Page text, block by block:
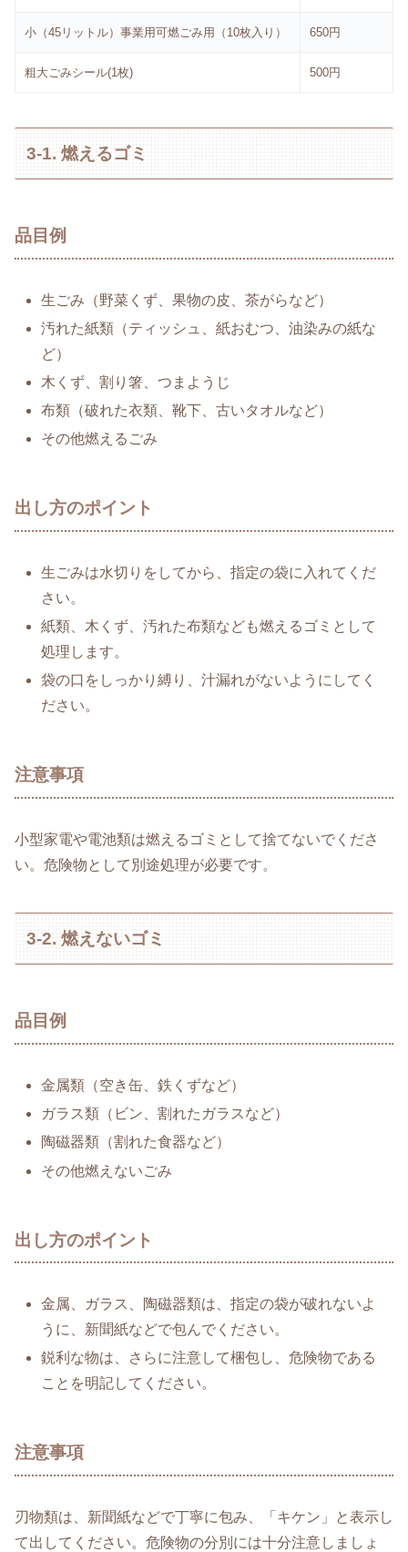
小（45リットル）事業用可燃ごみ用（10枚入り） 650円
粗大ごみシール(1枚) 500円
3-1. 燃えるゴミ
品目例
生ごみ（野菜くず、果物の皮、茶がらなど）
汚れた紙類（ティッシュ、紙おむつ、油染みの紙な
ど）
木くず、割り箸、つまようじ
布類（破れた衣類、靴下、古いタオルなど）
その他燃えるごみ
出し方のポイント
生ごみは水切りをしてから、指定の袋に入れてくだ
さい。
紙類、木くず、汚れた布類なども燃えるゴミとして
処理します。
袋の口をしっかり縛り、汁漏れがないようにしてく
ださい。
注意事項
小型家電や電池類は燃えるゴミとして捨てないでくださ
い。危険物として別途処理が必要です。
3-2. 燃えないゴミ
品目例
金属類（空き缶、鉄くずなど）
ガラス類（ビン、割れたガラスなど）
陶磁器類（割れた食器など）
その他燃えないごみ
出し方のポイント
金属、ガラス、陶磁器類は、指定の袋が破れないよ
うに、新聞紙などで包んでください。
鋭利な物は、さらに注意して梱包し、危険物である
ことを明記してください。
注意事項
刃物類は、新聞紙などで丁寧に包み、「キケン」と表示し
て出してください。危険物の分別には十分注意しましょ